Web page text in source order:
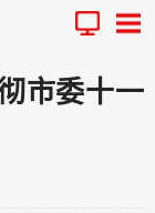
市委十一